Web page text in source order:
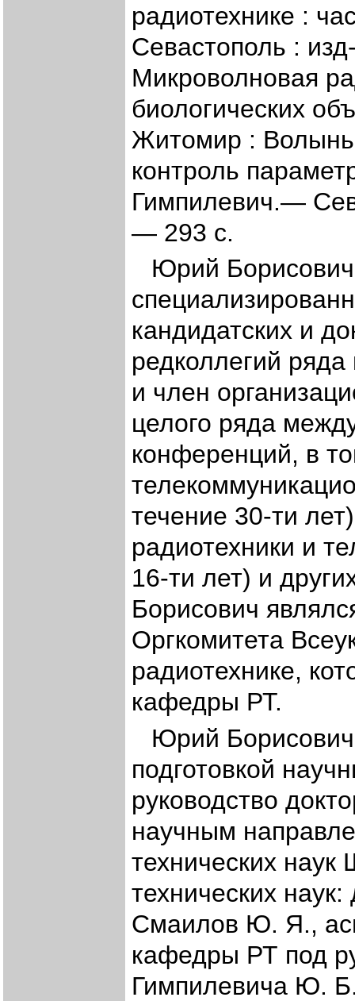
радиотехнике :
Севастополь :
Микроволновая
биологических
Житомир :
контроль
Гимпилевич.—
— 293 с.
Юрий
кандидатских и
редколлегий
и член
целого ряда
конференций, в
течение 30-ти
радиотехники и
16-ти лет) и
Борисович
Оргкомитета
радиотехнике,
кафедры РТ.
Юрий Борисович
подготовкой
руководство
научным
технических
технических
Смаилов Ю. Я.,
кафедры РТ под
Гимпилевича Ю. Б.